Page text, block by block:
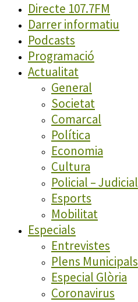
Directe 107.7FM
Darrer informatiu
Podcasts
Programació
Actualitat
General
Societat
Comarcal
Política
Economia
Cultura
Policial – Judicial
Esports
Mobilitat
Especials
Entrevistes
Plens Municipals
Especial Glòria
Coronavirus